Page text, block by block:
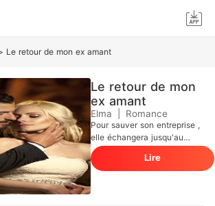
Le retour de mon ex amant
Le retour de mon
ex amant
Elma Romance
Pour sauver son entreprise ,
elle échangera jusqu'au
dernier centimètre de son
corps . La passion de Célia
est de diriger l'entreprise de
son père et elle veut sauver
Lire